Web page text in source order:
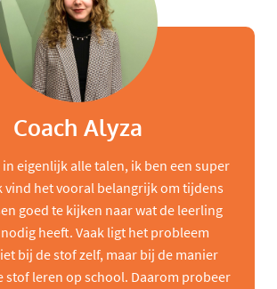
Coach Alyza
eigenlijk alle talen, ik ben een super
vind het vooral belangrijk om tijdens
goed te kijken naar wat de leerling
heeft. Vaak ligt het probleem
bij de stof zelf, maar bij de manier
stof leren op school. Daarom probeer